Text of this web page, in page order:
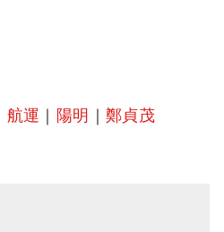
航運 ｜ 陽明 ｜鄭貞茂